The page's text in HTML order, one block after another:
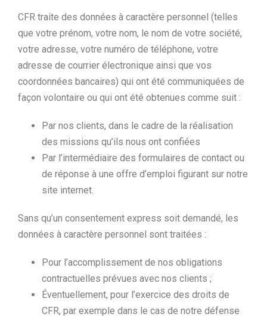
CFR traite des données à caractère personnel (telles
que votre prénom, votre nom, le nom de votre société,
votre adresse, votre numéro de téléphone, votre
adresse de courrier électronique ainsi que vos
coordonnées bancaires) qui ont été communiquées de
façon volontaire ou qui ont été obtenues comme suit :
Par nos clients, dans le cadre de la réalisation
des missions qu’ils nous ont confiées
Par l’intermédiaire des formulaires de contact ou
de réponse à une offre d’emploi figurant sur notre
site internet.
Sans qu’un consentement express soit demandé, les
données à caractère personnel sont traitées :
Pour l’accomplissement de nos obligations
contractuelles prévues avec nos clients ;
Éventuellement, pour l’exercice des droits de
CFR, par exemple dans le cas de notre défense